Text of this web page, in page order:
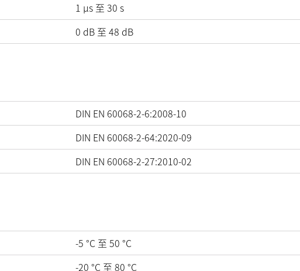
1 µs 至 30 s
0 dB至 48 dB
DIN EN 60068-2-6:2008-10
DIN EN 60068-2-64:2020-09
DIN EN 60068-2-27:2010-02
-5 °C至 50 °C
-20 °C至 80 °C